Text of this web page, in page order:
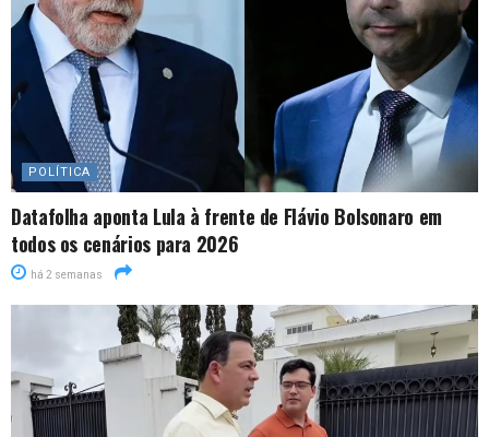
POLÍTICA
Datafolha aponta Lula à frente de Flávio Bolsonaro em
todos os cenários para 2026
há 2 semanas